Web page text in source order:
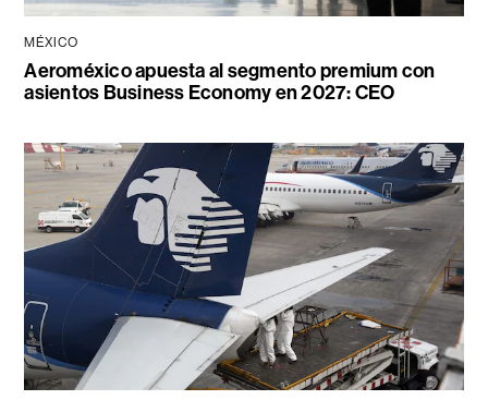
MÉXICO
Aeroméxico apuesta al segmento premium con
asientos Business Economy en 2027: CEO